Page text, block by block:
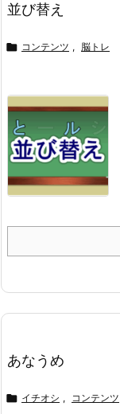
並び替え
 コンテンツ , 脳トレ
あなうめ
 イチオシ , コンテンツ